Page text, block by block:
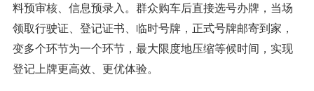
料预审核、信息预录入。群众购车后直接选号办牌，当场
领取行驶证、登记证书、临时号牌，正式号牌邮寄到家，
变多个环节为一个环节，最大限度地压缩等候时间，实现
登记上牌更高效、更优体验。